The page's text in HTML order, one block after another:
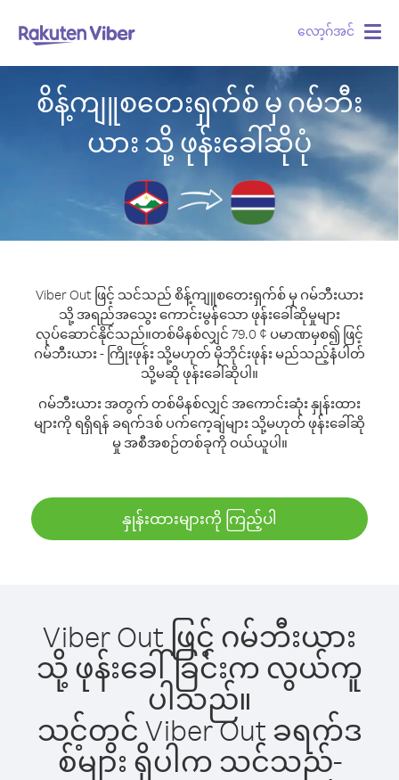
လော့ဂ်အင်
စိန့်ကျူစတေးရှက်စ် မှ ဂမ်ဘီး
ယား သို့ ဖုန်းခေါ်ဆိုပုံ
Viber Out ဖြင့် သင်သည် စိန့်ကျူစတေးရှက်စ် မှ ဂမ်ဘီးယား
သို့ အရည်အသွေး ကောင်းမွန်သော ဖုန်းခေါ်ဆိုမှုများ
လုပ်ဆောင်နိုင်သည်။တစ်မိနစ်လျှင် 79.0 ¢ ပမာဏမှစ၍ ဖြင့်
ဂမ်ဘီးယား - ကြိုးဖုန်း သို့မဟုတ် မိုဘိုင်းဖုန်း မည်သည့်နံပါတ်
သို့မဆို ဖုန်းခေါ်ဆိုပါ။
ဂမ်ဘီးယား အတွက် တစ်မိနစ်လျှင် အကောင်းဆုံး နှုန်းထား
များကို ရရှိရန် ခရက်ဒစ် ပက်ကေ့ချ်များ သို့မဟုတ် ဖုန်းခေါ်ဆို
မှု အစီအစဉ်တစ်ခုကို ဝယ်ယူပါ။
နှုန်းထားများကို ကြည့်ပါ
Viber Out ဖြင့် ဂမ်ဘီးယား
သို့ ဖုန်းခေါ်ခြင်းက လွယ်ကူ
ပါသည်။
သင့်တွင် Viber Out ခရက်ဒ
စ်များ ရှိပါက သင်သည်-